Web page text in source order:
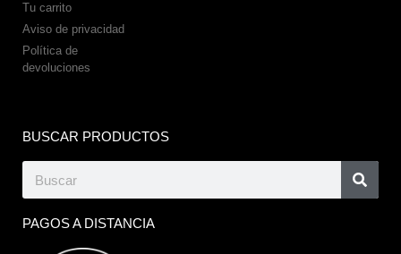
Tu carrito
Aviso de privacidad
Política de
devoluciones
BUSCAR PRODUCTOS
PAGOS A DISTANCIA